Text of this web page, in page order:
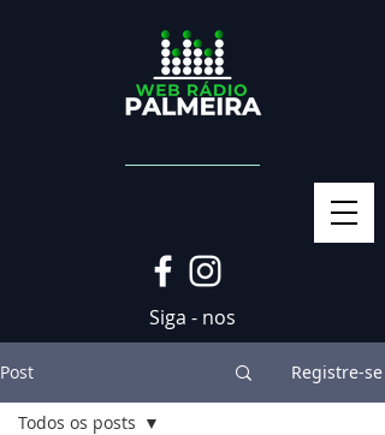
Siga - nos
Post Registre-se
Todos os posts